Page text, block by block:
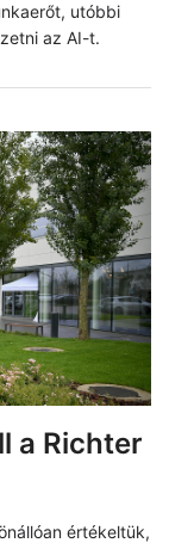
utóbbi
az AI-t.
a Richter
értékeltük,